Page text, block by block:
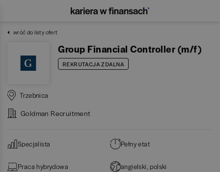
wróć do listy ofert
Group Financial Controller (m/f)
REKRUTACJA ZDALNA
Trzebnica
Goldman Recruitment
Specjalista Pełny etat
Praca hybrydowa angielski, polski